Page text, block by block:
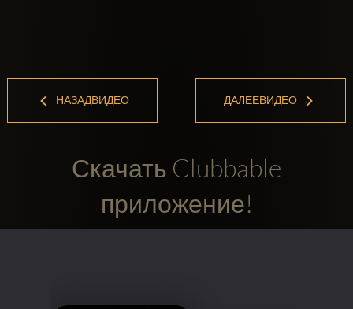
НАЗАДВИДЕО ДАЛЕЕВИДЕО
Скачать Clubbable
приложение!